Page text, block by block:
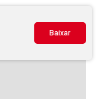
Baixar